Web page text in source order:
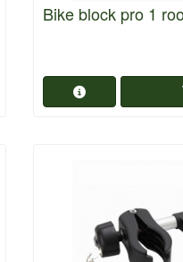
Bike block pro 1